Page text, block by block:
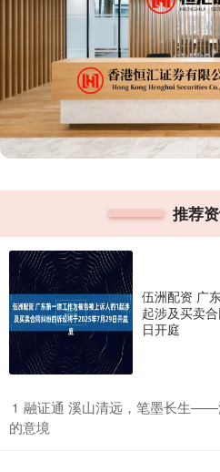
推荐
伍洲配资 广
起涉及买卖
日开庭
1 融证通 溪山清远，笔墨长生——
的意境